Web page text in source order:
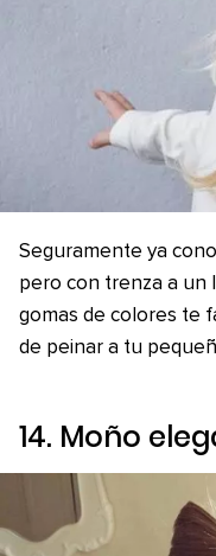
Seguramente ya
pero con trenza a un
gomas de colores te
de peinar a tu
14. Moño